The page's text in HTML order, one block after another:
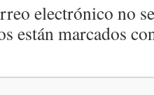
electrónico no
están marcados